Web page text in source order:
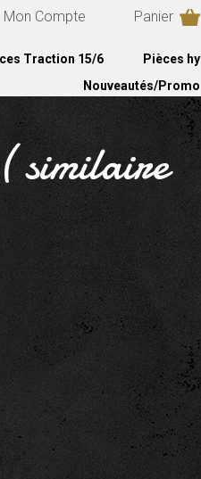
Mon Compte Panier
Traction 15/6
Pièces hy
Nouveautés/Promo
similaire